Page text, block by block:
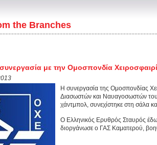
the Branches
με την Ομοσπονδία
Η συνεργασία της Ομοσπονδίας
Διασωστών και Ναυαγοσωστών
χάντμπολ, συνεχίστηκε στη σάλα
Ο Ελληνικός Ερυθρός Σταυρός
διοργάνωσε ο ΓΑΣ Καματερού,